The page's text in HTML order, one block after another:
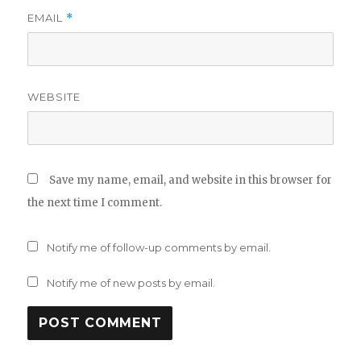
EMAIL *
WEBSITE
Save my name, email, and website in this browser for
the next time I comment.
Notify me of follow-up comments by email.
Notify me of new posts by email.